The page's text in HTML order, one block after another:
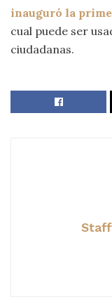
inauguró la
cual puede ser
ciudadanas.